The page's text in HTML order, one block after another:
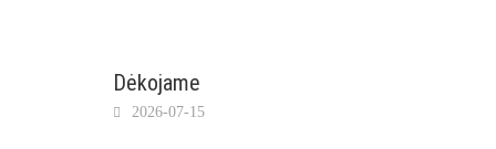
Dėkojame
2026-07-15